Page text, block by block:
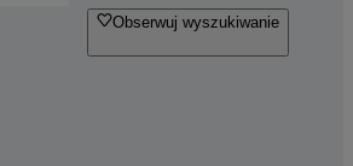
Obserwuj wyszukiwanie